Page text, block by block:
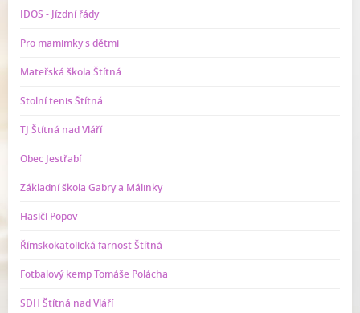
IDOS - Jízdní řády
Pro mamimky s dětmi
Mateřská škola Štítná
Stolní tenis Štítná
TJ Štítná nad Vláří
Obec Jestřabí
Základní škola Gabry a Málinky
Hasiči Popov
Římskokatolická farnost Štítná
Fotbalový kemp Tomáše Polácha
SDH Štítná nad Vláří